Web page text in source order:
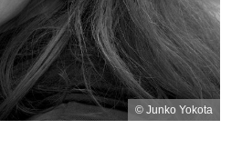
© Junko Yokota